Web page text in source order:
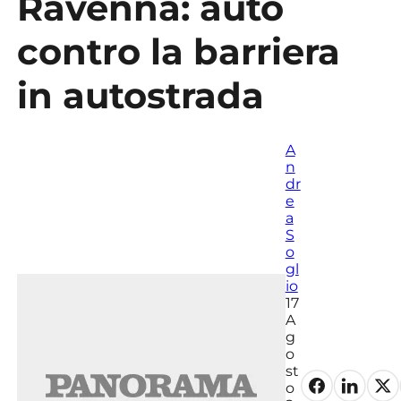
seconds
contro la barriera
in autostrada
A
n
dr
e
a
S
o
gl
io
17
A
g
o
st
o